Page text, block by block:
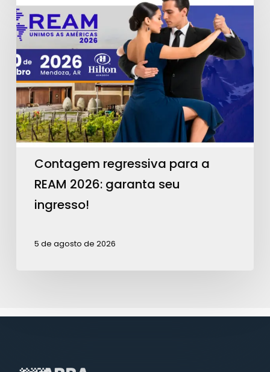
regressiva
para
a
REAM
2026:
garanta
seu
ingresso!
Contagem regressiva para a
REAM 2026: garanta seu
ingresso!
5 de agosto de 2026